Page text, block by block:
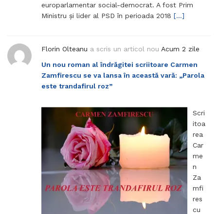
europarlamentar social-democrat. A fost Prim
Ministru și lider al PSD în perioada 2018 […]
Florin Olteanu a scris un articol nou Acum 2 zile
Un nou roman al îndrăgitei scriitoare Carmen
Zamfirescu se va lansa în această vară: „Parola
este trandafirul roz”
Scri
itoa
rea
Car
me
n
Za
mfi
res
cu